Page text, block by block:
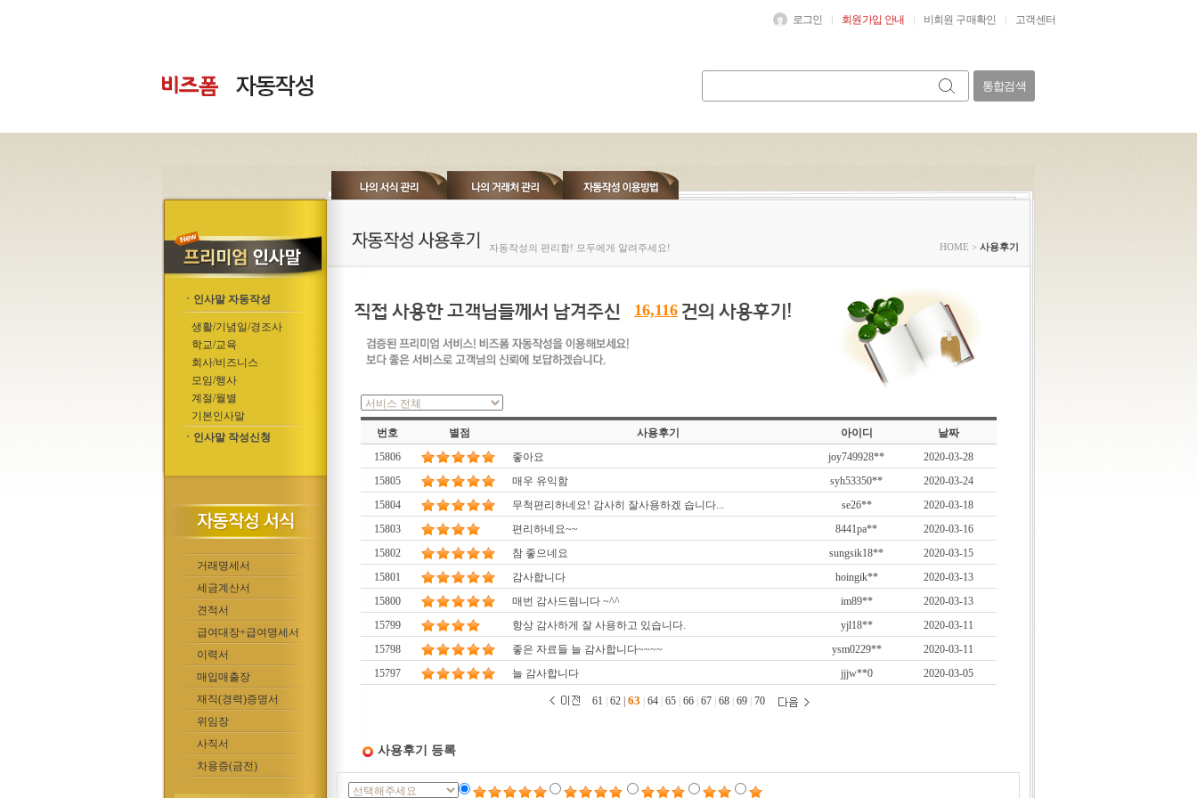
로그인 회원가입 안내 비회원 구매확인 고객센터
통합검색
ㆍ인사말 자동작성
생활/기념일/경조사
학교/교육
회사/비즈니스
모임/행사
계절/월별
기본인사말
ㆍ인사말 작성신청
거래명세서
세금계산서
견적서
급여대장+급여명세서
이력서
매입매출장
재직(경력)증명서
위임장
사직서
차용증(금전)
자동작성의 편리함! 모두에게 알려주세요! HOME > 사용후기
16,116
번호 별점 사용후기 아이디
날짜
15806
좋아요 joy749928**
2020-03-28
15805
매우 유익함 syh53350**
2020-03-24
15804
무척편리하네요! 감사히 잘사용하겠 습니다... se26**
2020-03-18
15803
편리하네요~~ 8441pa**
2020-03-16
15802
참 좋으네요 sungsik18**
2020-03-15
15801
감사합니다 hoingik**
2020-03-13
15800
매번 감사드림니다 ~^^ im89**
2020-03-13
15799
항상 감사하게 잘 사용하고 있습니다. yjl18**
2020-03-11
15798
좋은 자료들 늘 감사합니다~~~~ ysm0229**
2020-03-11
15797
늘 감사합니다 jjjw**0 2020-03-05
61 62| 63 64 65 66 67 68 69 70
사용후기 등록